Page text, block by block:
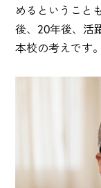
めるということ
後、20年後、活
本校の考えです。